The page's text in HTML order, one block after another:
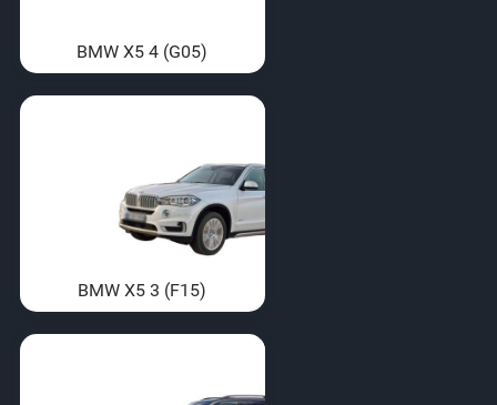
BMW X5 4 (G05)
BMW X5 3 (F15)